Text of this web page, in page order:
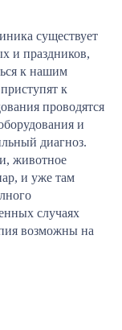
существует
и праздников,
к нашим
к
проводятся
и
диагноз.
животное
и уже там
случаях
возможны на